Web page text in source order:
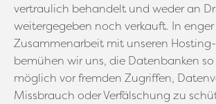
vertraulich behandelt und weder an
weitergegeben noch verkauft. In enger
Zusammenarbeit mit unseren
bemühen wir uns, die Datenbanken
möglich vor fremden Zugriffen,
Missbrauch oder Verfälschung zu